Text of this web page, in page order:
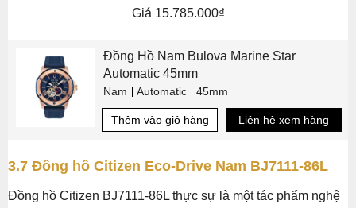
Giá 15.785.000₫
Đồng Hồ Nam Bulova Marine Star
Automatic 45mm
Nam Automatic 45mm
Thêm vào giỏ hàng Liên hệ xem hàng
3.7 Đồng hồ Citizen Eco-Drive Nam BJ7111-86L
Đồng hồ Citizen BJ7111-86L thực sự là một tác phẩm nghệ